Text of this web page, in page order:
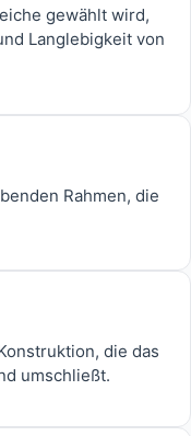
gewählt wird,
Langlebigkeit von
Rahmen, die
die das
umschließt.